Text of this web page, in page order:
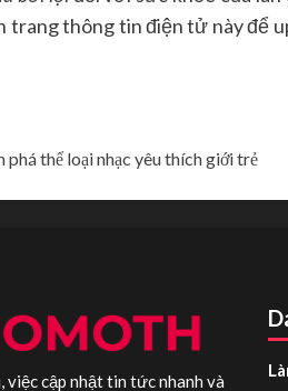
trang thông tin điện tử này để
phá thể loại nhạc yêu thích giới trẻ
việc cập nhật tin tức nhanh và